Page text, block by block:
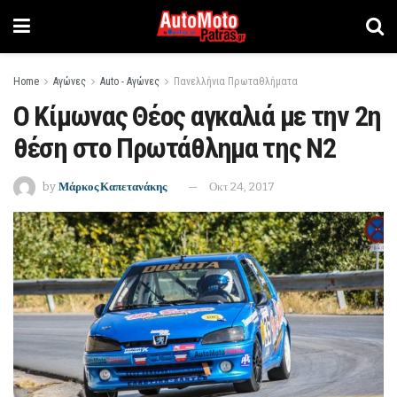
Home Αγώνες Auto - Αγώνες Πανελλήνια Πρωταθλήματα
Ο Κίμωνας Θέος αγκαλιά με την 2η
θέση στο Πρωτάθλημα της Ν2
by Μάρκος Καπετανάκης Οκτ 24, 2017